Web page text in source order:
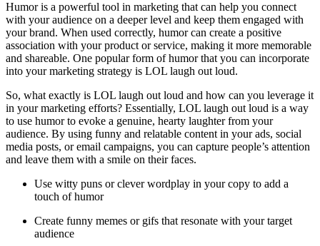
Humor is a powerful tool in marketing that can help you connect
with your audience on a deeper level and keep them engaged with
your brand. When used correctly, humor can create a positive
association with your product or service, making it more memorable
and shareable. One popular form of humor that you can incorporate
into your marketing strategy is LOL laugh out loud.
So, what exactly is LOL laugh out loud and how can you leverage it
in your marketing efforts? Essentially, LOL laugh out loud is a way
to use humor to evoke a genuine, hearty laughter from your
audience. By using funny and relatable content in your ads, social
media posts, or email campaigns, you can capture people’s attention
and leave them with a smile on their faces.
Use witty puns or clever wordplay in your copy to add a
touch of humor
Create funny memes or gifs that resonate with your target
audience